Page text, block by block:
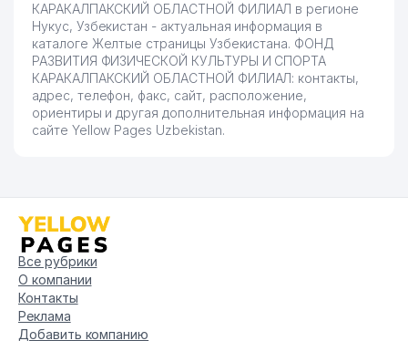
КАРАКАЛПАКСКИЙ ОБЛАСТНОЙ ФИЛИАЛ в регионе
Нукус, Узбекистан - актуальная информация в
каталоге Желтые страницы Узбекистана. ФОНД
РАЗВИТИЯ ФИЗИЧЕСКОЙ КУЛЬТУРЫ И СПОРТА
КАРАКАЛПАКСКИЙ ОБЛАСТНОЙ ФИЛИАЛ: контакты,
адрес, телефон, факс, сайт, расположение,
ориентиры и другая дополнительная информация на
сайте Yellow Pages Uzbekistan.
Все рубрики
О компании
Контакты
Реклама
Добавить компанию